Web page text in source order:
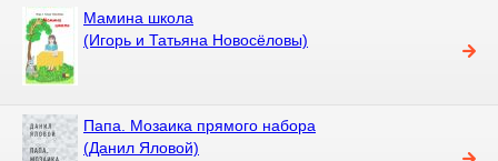
Мамина школа
(Игорь и Татьяна Новосёловы)
Папа. Мозаика прямого набора
(Данил Яловой)